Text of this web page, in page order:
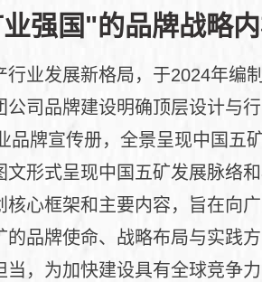
强国"的品牌战略
业发展新格局，于2024年编
司品牌建设明确顶层设计与行
品牌宣传册，全景呈现中国五
形式呈现中国五矿发展脉络
心框架和主要内容，旨在向广
品牌使命、战略布局与实践
当，为加快建设具有全球竞争